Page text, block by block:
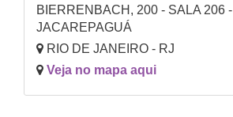
BIERRENBACH, 200 - SALA 206 -
JACAREPAGUÁ
RIO DE JANEIRO - RJ
Veja no mapa aqui